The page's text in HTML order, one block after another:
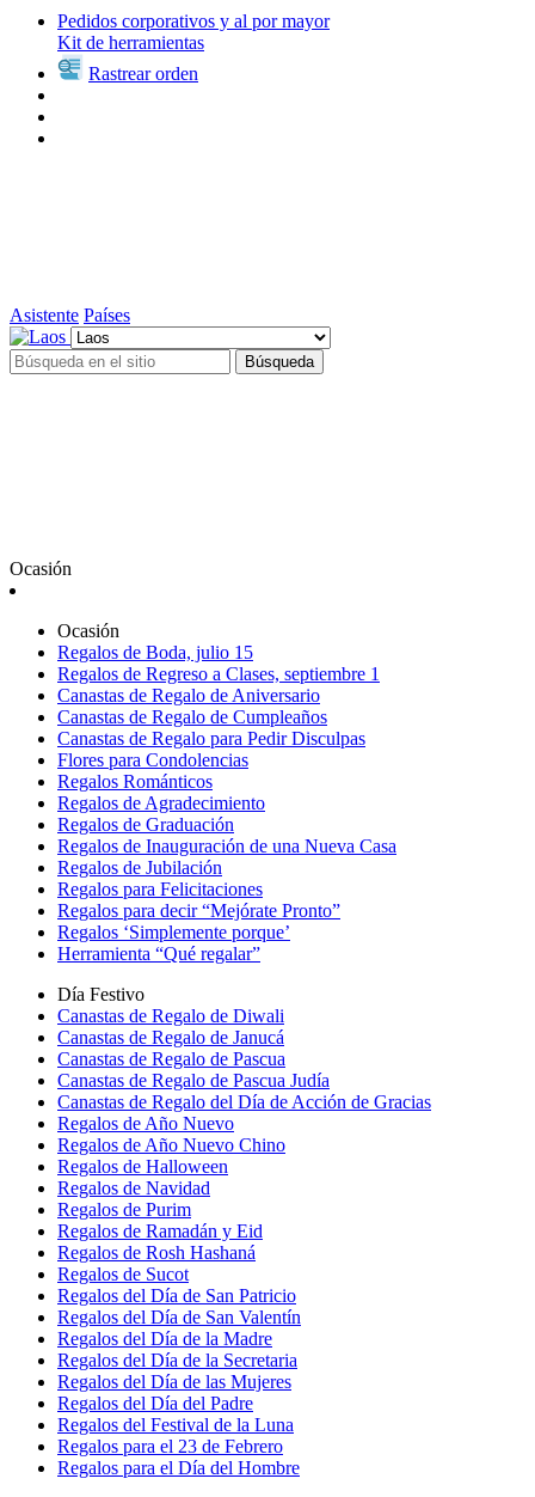
Pedidos corporativos y al por mayor
Kit de herramientas
Rastrear orden
Asistente Países
Búsqueda
Ocasión
Ocasión
Regalos de Boda, julio 15
Regalos de Regreso a Clases, septiembre 1
Canastas de Regalo de Aniversario
Canastas de Regalo de Cumpleaños
Canastas de Regalo para Pedir Disculpas
Flores para Condolencias
Regalos Románticos
Regalos de Agradecimiento
Regalos de Graduación
Regalos de Inauguración de una Nueva Casa
Regalos de Jubilación
Regalos para Felicitaciones
Regalos para decir “Mejórate Pronto”
Regalos ‘Simplemente porque’
Herramienta “Qué regalar”
Día Festivo
Canastas de Regalo de Diwali
Canastas de Regalo de Janucá
Canastas de Regalo de Pascua
Canastas de Regalo de Pascua Judía
Canastas de Regalo del Día de Acción de Gracias
Regalos de Año Nuevo
Regalos de Año Nuevo Chino
Regalos de Halloween
Regalos de Navidad
Regalos de Purim
Regalos de Ramadán y Eid
Regalos de Rosh Hashaná
Regalos de Sucot
Regalos del Día de San Patricio
Regalos del Día de San Valentín
Regalos del Día de la Madre
Regalos del Día de la Secretaria
Regalos del Día de las Mujeres
Regalos del Día del Padre
Regalos del Festival de la Luna
Regalos para el 23 de Febrero
Regalos para el Día del Hombre